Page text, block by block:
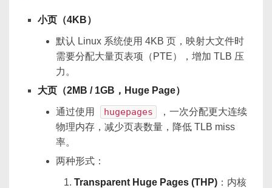
小页（4KB）
默认 Linux 系统使用 4KB 页，映射大文件时
需要分配大量页表项（PTE），增加 TLB 压
力。
大页（2MB / 1GB，Huge Page）
通过使用 hugepages
，一次分配更大连续
物理内存，减少页表数量，降低 TLB miss
率。
两种形式：
Transparent Huge Pages (THP) ：内核